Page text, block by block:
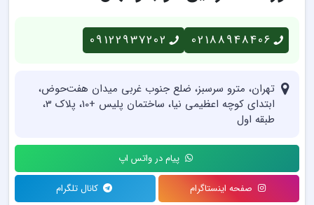
02188948406
09122937202
تهران، مترو سرسبز، ضلع جنوب غربی میدان هفت‌حوض‬‎،
ابتدای کوچه اعظیمی نیا، ساختمان پلیس +10، پلاک 3،
طبقه اول
پیام در واتس اپ
صفحه اینستاگرام کانال تلگرام